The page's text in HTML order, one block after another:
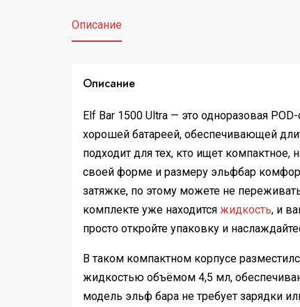
Описание
Описание
Elf Bar 1500 Ultra — это одноразовая
хорошей батареей, обеспечивающей
подходит для тех, кто ищет компактное,
своей форме и размеру эльфбар
затяжке, по этому можете не
комплекте уже находится жидкость, и
просто откройте упаковку и
В таком компактном корпусе
жидкостью объёмом 4,5 мл,
модель эльф бара не требует зарядки